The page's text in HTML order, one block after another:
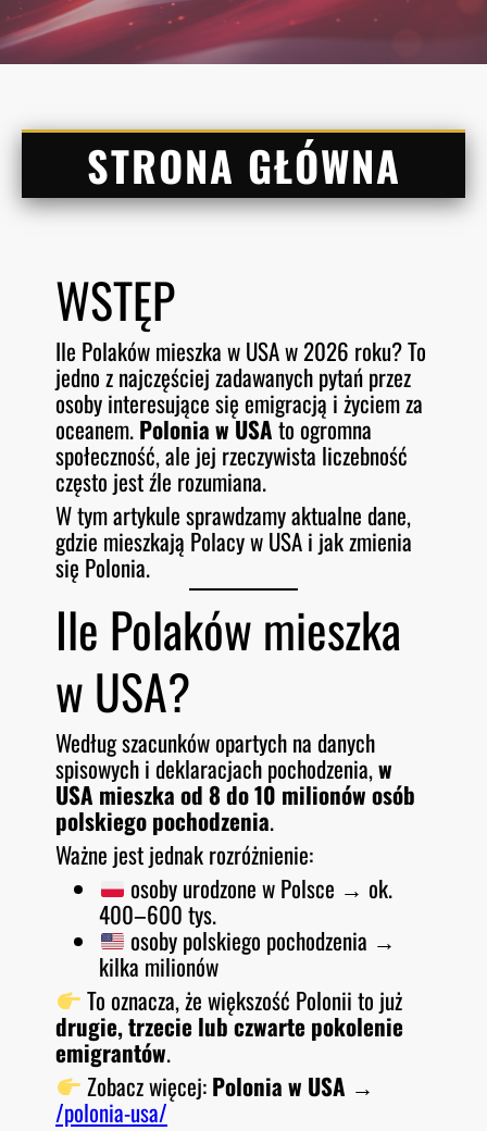
STRONA GŁÓWNA
WSTĘP
Ile Polaków mieszka w USA w 2026 roku? To
jedno z najczęściej zadawanych pytań przez
osoby interesujące się emigracją i życiem za
oceanem.Polonia w USAto ogromna
społeczność, ale jej rzeczywista liczebność
często jest źle rozumiana.
W tym artykule sprawdzamy aktualne dane,
gdzie mieszkają Polacy w USA i jak zmienia
się Polonia.
Ile Polaków mieszka
w USA?
Według szacunków opartych na danych
spisowych i deklaracjach pochodzenia,w
USA mieszka od 8 do 10 milionów osób
polskiego pochodzenia.
Ważne jest jednak rozróżnienie:
osoby urodzone w Polsce → ok.
400–600 tys.
osoby polskiego pochodzenia →
kilka milionów
To oznacza, że większość Polonii to już
drugie, trzecie lub czwarte pokolenie
emigrantów.
Zobacz więcej:Polonia w USA →
/polonia-usa/